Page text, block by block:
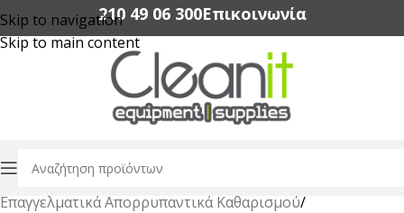
Skip to navigation
Skip to main content
210 49 06 300‬Επικοινωνία
Αρχική σελίδα/
Επαγγελματικά Απορρυπαντικά Καθαρισμού/